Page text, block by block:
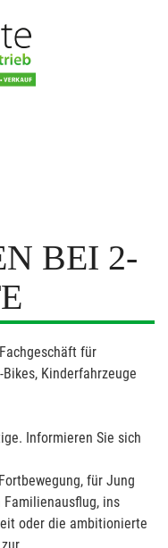
BEI 2-
für
Kinderfahrzeuge
Informieren Sie sich
für Jung
Familienausflug, ins
oder die ambitionierte